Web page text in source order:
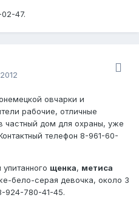
47.
овчарки и
рабочие, отличные
частный дом для охраны, уже
телефон 8-961-60-
щенка, метиса
бело-серая девочка, около 3
924-780-41-45.